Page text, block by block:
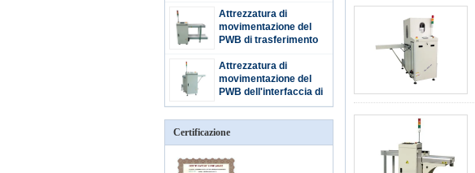
Attrezzatura di
movimentazione del
PWB di trasferimento
Attrezzatura di
movimentazione del
PWB dell'interfaccia di
SMEMA
Certificazione